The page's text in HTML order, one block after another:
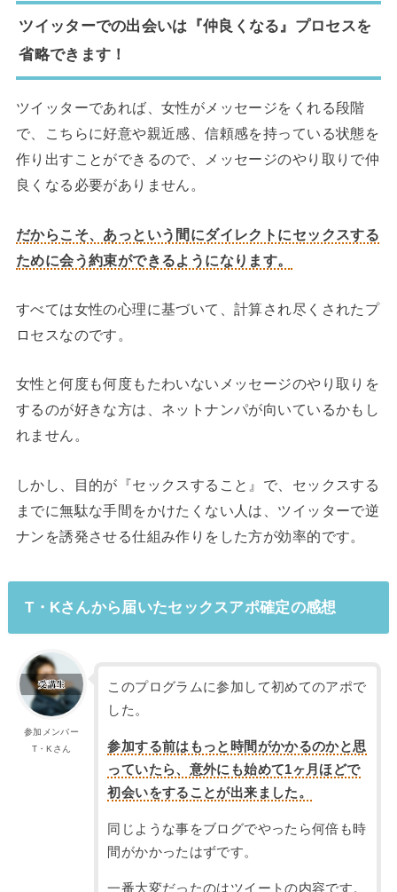
ツイッターでの出会いは『仲良くなる』プロセスを
省略できます！
ツイッターであれば、女性がメッセージをくれる段階
で、こちらに好意や親近感、信頼感を持っている状態を
作り出すことができるので、メッセージのやり取りで仲
良くなる必要がありません。
だからこそ、あっという間にダイレクトにセックスする
ために会う約束ができるようになります。
すべては女性の心理に基づいて、計算され尽くされたプ
ロセスなのです。
女性と何度も何度もたわいないメッセージのやり取りを
するのが好きな方は、ネットナンパが向いているかもし
れません。
しかし、目的が『セックスすること』で、セックスする
までに無駄な手間をかけたくない人は、ツイッターで逆
ナンを誘発させる仕組み作りをした方が効率的です。
T・Kさんから届いたセックスアポ確定の感想
参加メンバー
T・Kさん
このプログラムに参加して初めてのアポで
した。
参加する前はもっと時間がかかるのかと思
っていたら、意外にも始めて1ヶ月ほどで
初会いをすることが出来ました。
同じような事をブログでやったら何倍も時
間がかかったはずです。
一番大変だったのはツイートの内容です。